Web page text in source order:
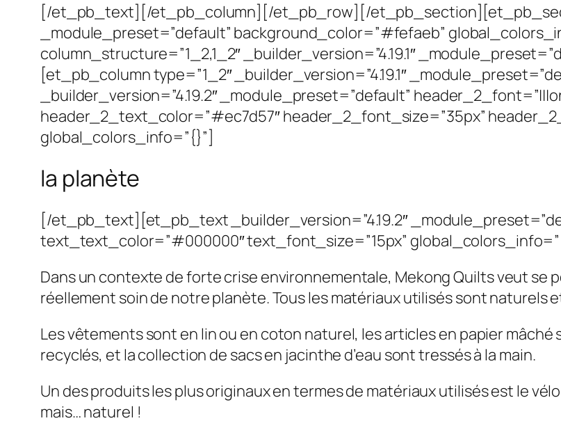
[/et_pb_text][/et_pb_column][/et_pb_row][/
_module_preset=”default” background_color=”#fefaeb”
column_structure=”1_2,1_2″ _builder_version=”4.19.1″
[et_pb_column type=”1_2″ _builder_version=”4.19.1″
_builder_version=”4.19.2″ _module_preset=”default”
header_2_text_color=”#ec7d57″ header_2_font_size=”35px”
global_colors_info=”{}”]
la planète
[/et_pb_text][et_pb_text _builder_version=”4.19.2″
text_text_color=”#000000″ text_font_size=”15px”
Dans un contexte de forte crise environnementale, Mekong Quilts veut se
réellement soin de notre planète. Tous les matériaux utilisés sont naturels
Les vêtements sont en lin ou en coton naturel, les articles en papier mâché
recyclés, et la collection de sacs en jacinthe d’eau sont tressés à la main.
Un des produits les plus originaux en termes de matériaux utilisés est le
mais… naturel !